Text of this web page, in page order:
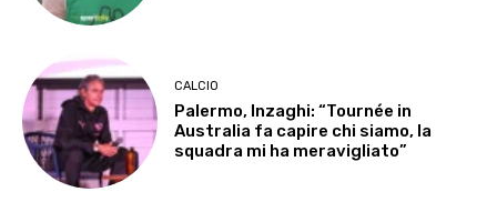
CALCIO
Palermo, Inzaghi: “Tournée in
Australia fa capire chi siamo, la
squadra mi ha meravigliato”